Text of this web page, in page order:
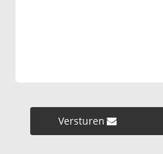
Versturen »